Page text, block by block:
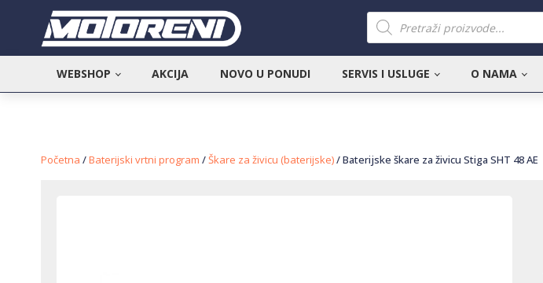
Products
search
WEBSHOP AKCIJA NOVO U PONUDI SERVIS I USLUGE O NAMA
Početna /Baterijski vrtni program /Škare za živicu (baterijske)/ Baterijske škare za živicu Stiga SHT 48 AE